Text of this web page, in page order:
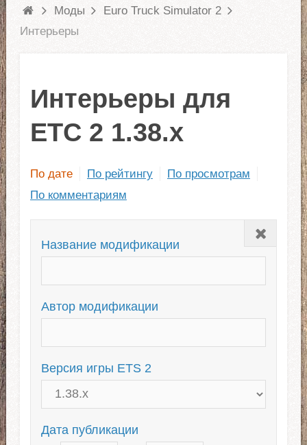
Моды
Euro Truck Simulator 2
Интерьеры
Интерьеры для
ЕТС 2 1.38.x
По дате По рейтингу
По просмотрам
По комментариям
Закрыть
Название модификации
Автор модификации
Версия игры ETS 2
Дата публикации